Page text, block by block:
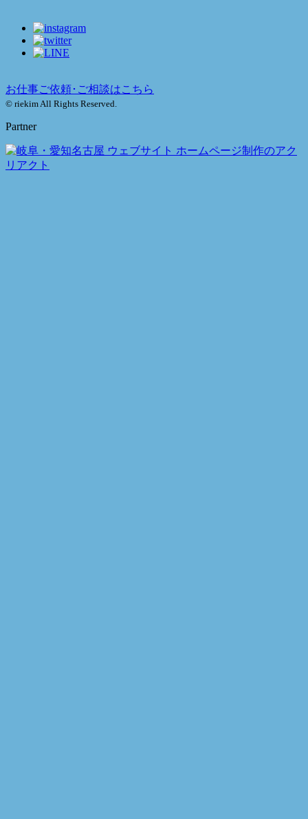
お仕事ご依頼･ご相談はこちら
© riekim All Rights Reserved.
Partner